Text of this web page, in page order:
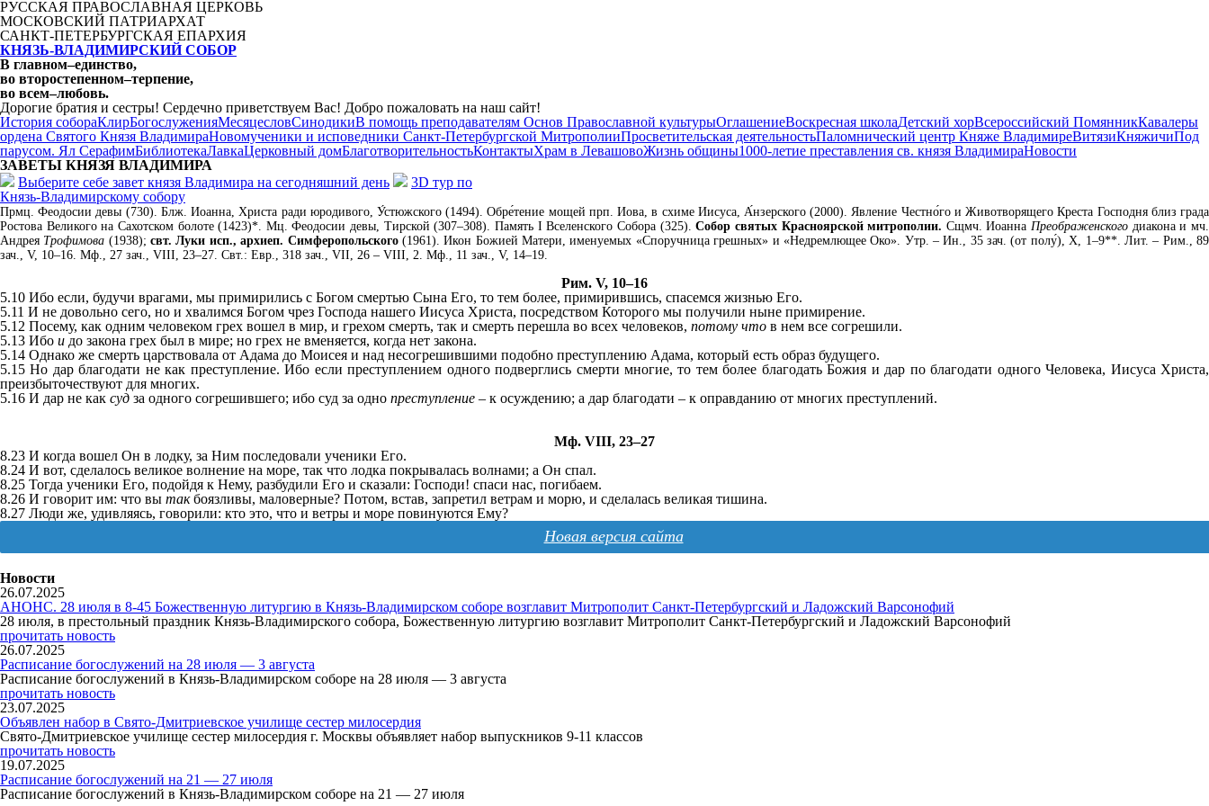
РУССКАЯ ПРАВОСЛАВНАЯ ЦЕРКОВЬ
МОСКОВСКИЙ ПАТРИАРХАТ
САНКТ-ПЕТЕРБУРГСКАЯ ЕПАРХИЯ
КНЯЗЬ-ВЛАДИМИРСКИЙ СОБОР
В главном–единство,
во второстепенном–терпение,
во всем–любовь.
Дорогие братия и сестры! Сердечно приветствуем Вас! Добро пожаловать на наш сайт!
История собораКлирБогослуженияМесяцесловСинодикиВ помощь преподавателям Основ Православной культурыОглашениеВоскресная школаДетский хорВсероссийский ПомянникКавалеры
ордена Святого Князя ВладимираНовомученики и исповедники Санкт-Петербургской МитрополииПросветительская деятельностьПаломнический центр Княже ВладимиреВитязиКняжичиПод
парусом. Ял СерафимБиблиотекаЛавкаЦерковный домБлаготворительностьКонтактыХрам в ЛевашовоЖизнь общины1000-летие преставления св. князя ВладимираНовости
ЗАВЕТЫ КНЯЗЯ ВЛАДИМИРА
Выберите себе завет князя Владимира на сегодняшний день
3D тур по
Князь-Владимирскому собору
Прмц. Феодосии девы (730). Блж. Иоанна, Христа ради юродивого, У́стюжского (1494). Обре́тение мощей прп. Иова, в схиме Иисуса, А́нзерского (2000). Явление Честно́го и Животворящего Креста Господня близ града
Ростова Великого на Сахотском болоте (1423)*. Мц. Феодосии девы, Тирской (307–308). Память I Вселенского Собора (325).Собор святых Красноярской митрополии. Сщмч. ИоаннаПреображенского диакона и мч.
Андрея Трофимова (1938);свт. Луки исп., архиеп. Симферопольского(1961). Икон Божией Матери, именуемых «Споручница грешных» и «Недремлющее Око». Утр. – Ин., 35 зач. (от полу́), X, 1–9**. Лит. – Рим., 89
зач., V, 10–16. Мф., 27 зач., VIII, 23–27. Свт.: Евр., 318 зач., VII, 26 – VIII, 2. Мф., 11 зач., V, 14–19.
Рим. V, 10–16
5.10 Ибо если, будучи врагами, мы примирились с Богом смертью Сына Его, то тем более, примирившись, спасемся жизнью Его.
5.11 И не довольно сего, но и хвалимся Богом чрез Господа нашего Иисуса Христа, посредством Которого мы получили ныне примирение.
5.12 Посему, как одним человеком грех вошел в мир, и грехом смерть, так и смерть перешла во всех человеков, потому что в нем все согрешили.
5.13 Ибо и до закона грех был в мире; но грех не вменяется, когда нет закона.
5.14 Однако же смерть царствовала от Адама до Моисея и над несогрешившими подобно преступлению Адама, который есть образ будущего.
5.15 Но дар благодати не как преступление. Ибо если преступлением одного подверглись смерти многие, то тем более благодать Божия и дар по благодати одного Человека, Иисуса Христа,
преизбыточествуют для многих.
5.16 И дар не как суд за одного согрешившего; ибо суд за одно преступление – к осуждению; а дар благодати – к оправданию от многих преступлений.
Мф. VIII, 23–27
8.23 И когда вошел Он в лодку, за Ним последовали ученики Его.
8.24 И вот, сделалось великое волнение на море, так что лодка покрывалась волнами; а Он спал.
8.25 Тогда ученики Его, подойдя к Нему, разбудили Его и сказали: Господи! спаси нас, погибаем.
8.26 И говорит им: что вы такбоязливы, маловерные? Потом, встав, запретил ветрам и морю, и сделалась великая тишина.
8.27 Люди же, удивляясь, говорили: кто это, что и ветры и море повинуются Ему?
Новая версия сайта
Новости
26.07.2025
АНОНС. 28 июля в 8-45 Божественную литургию в Князь-Владимирском соборе возглавит Митрополит Санкт-Петербургский и Ладожский Варсонофий
28 июля, в престольный праздник Князь-Владимирского собора, Божественную литургию возглавит Митрополит Санкт-Петербургский и Ладожский Варсонофий
прочитать новость
26.07.2025
Расписание богослужений на 28 июля — 3 августа
Расписание богослужений в Князь-Владимирском соборе на 28 июля — 3 августа
прочитать новость
23.07.2025
Объявлен набор в Свято-Дмитриевское училище сестер милосердия
Свято-Дмитриевское училище сестер милосердия г. Москвы объявляет набор выпускников 9-11 классов
прочитать новость
19.07.2025
Расписание богослужений на 21 — 27 июля
Расписание богослужений в Князь-Владимирском соборе на 21 — 27 июля